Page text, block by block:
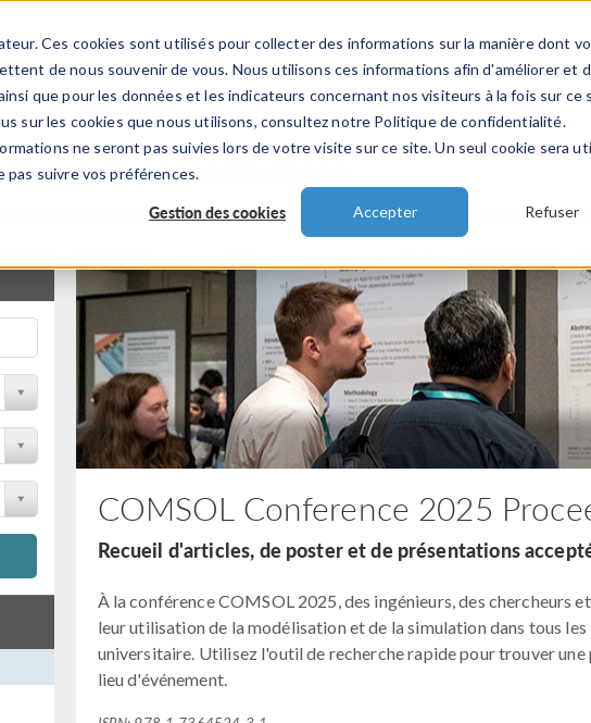
Ces cookies sont utilisés pour collecter des informations sur la manière dont
de nous souvenir de vous. Nous utilisons ces informations afin d'améliorer et
que pour les données et les indicateurs concernant nos visiteurs à la fois sur ce
sur les cookies que nous utilisons, consultez notre Politique de confidentialité.
ne seront pas suivies lors de votre visite sur ce site. Un seul cookie sera
pas suivre vos préférences.
Gestion des cookies Accepter Refuser
PRODUITS INDUSTRIES VIDEOS
et présentations
COMSOL Conference 2025
Recueil d'articles, de poster et de présentations
À la conférence COMSOL 2025, des ingénieurs, des chercheurs
leur utilisation de la modélisation et de la simulation dans tous
universitaire. Utilisez l'outil de recherche rapide pour trouver
lieu d'événement.